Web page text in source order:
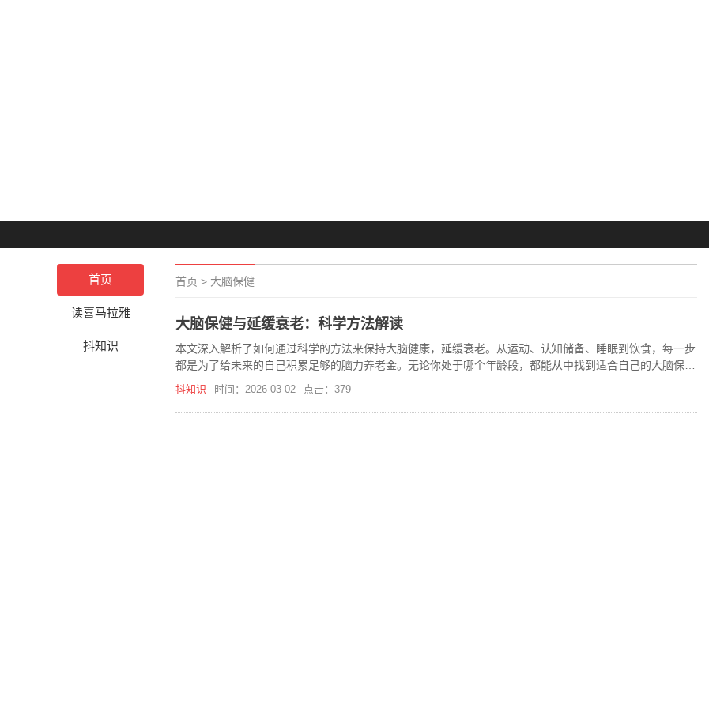
首页
读喜马拉雅
抖知识
首页 > 大脑保健
大脑保健与延缓衰老：科学方法解读
本文深入解析了如何通过科学的方法来保持大脑健康，延缓衰老。从运动、认知储备、睡眠到饮食，每一步
都是为了给未来的自己积累足够的脑力养老金。无论你处于哪个年龄段，都能从中找到适合自己的大脑保健
策略。
抖知识 时间：2026-03-02 点击：379